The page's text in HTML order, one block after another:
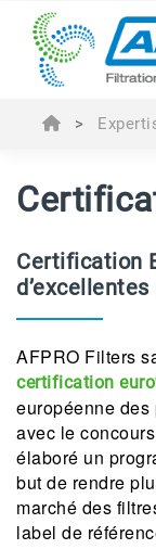
>
Certification
AFPRO Filters
certification
européenne
avec le
élaboré un
but de rendre
marché des
label de